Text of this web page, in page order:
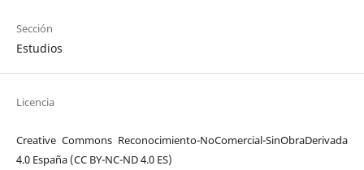
Sección
Estudios
Licencia
Creative Commons Reconocimiento-NoComercial-SinObraDerivada
4.0 España (CC BY-NC-ND 4.0 ES)